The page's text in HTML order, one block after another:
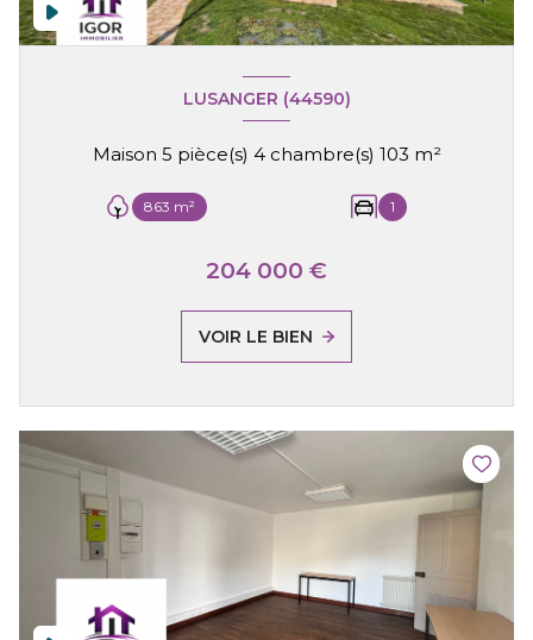
LUSANGER (44590)
Maison 5 pièce(s) 4 chambre(s) 103 m²
863 m² 1
204 000 €
VOIR LE BIEN